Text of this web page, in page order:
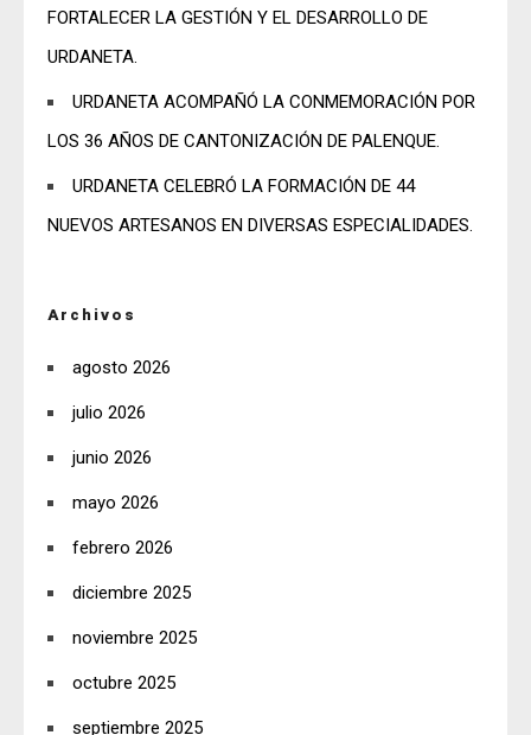
FORTALECER LA GESTIÓN Y EL DESARROLLO DE
URDANETA.
URDANETA ACOMPAÑÓ LA CONMEMORACIÓN POR
LOS 36 AÑOS DE CANTONIZACIÓN DE PALENQUE.
URDANETA CELEBRÓ LA FORMACIÓN DE 44
NUEVOS ARTESANOS EN DIVERSAS ESPECIALIDADES.
Archivos
agosto 2026
julio 2026
junio 2026
mayo 2026
febrero 2026
diciembre 2025
noviembre 2025
octubre 2025
septiembre 2025